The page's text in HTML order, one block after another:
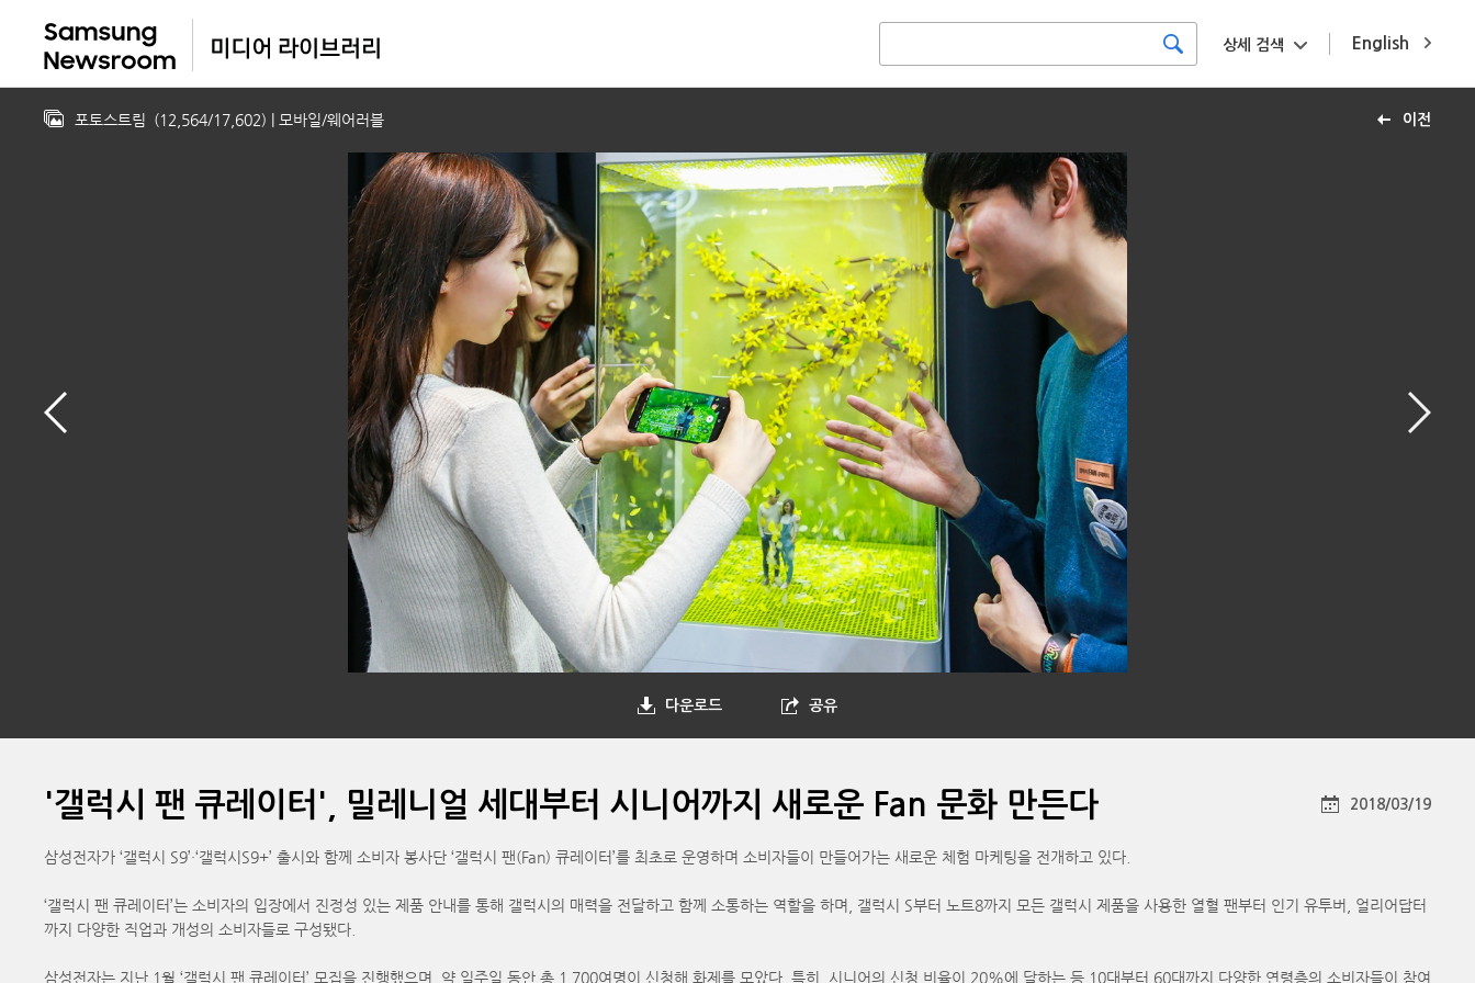
English
상세 검색
이전
포토스트림 (12,564/17,602) | 모바일/웨어러블
다운로드 공유
'갤럭시 팬 큐레이터', 밀레니얼 세대부터 시니어까지 새로운 Fan 문화 만든다 2018/03/19
삼성전자가 ‘갤럭시 S9’·‘갤럭시S9+’ 출시와 함께 소비자 봉사단 ‘갤럭시 팬(Fan) 큐레이터’를 최초로 운영하며 소비자들이 만들어가는 새로운 체험 마케팅을 전개하고 있다.
‘갤럭시 팬 큐레이터’는 소비자의 입장에서 진정성 있는 제품 안내를 통해 갤럭시의 매력을 전달하고 함께 소통하는 역할을 하며, 갤럭시 S부터 노트8까지 모든 갤럭시 제품을 사용한 열혈 팬부터 인기 유투버, 얼리어답터
까지 다양한 직업과 개성의 소비자들로 구성됐다.
삼성전자는 지난 1월 ‘갤럭시 팬 큐레이터’ 모집을 진행했으며, 약 일주일 동안 총 1,700여명이 신청해 화제를 모았다. 특히, 시니어의 신청 비율이 20%에 달하는 등 10대부터 60대까지 다양한 연령층의 소비자들이 참여